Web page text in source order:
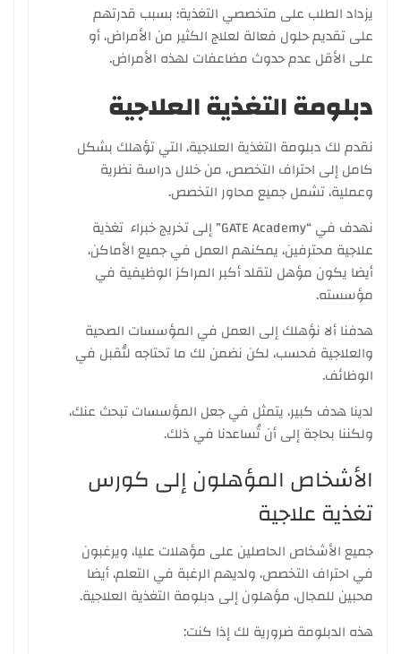
يزداد الطلب على متخصصي التغذية؛ بسبب قدرتهم
على تقديم حلول فعالة لعلاج الكثير من الأمراض، أو
على الأقل عدم حدوث مضاعفات لهذه الأمراض.
دبلومة التغذية العلاجية
نقدم لك دبلومة التغذية العلاجية، التي تؤهلك بشكل
كامل إلى احتراف التخصص، من خلال دراسة نظرية
وعملية، تشمل جميع محاور التخصص.
نهدف في “GATE Academy” إلى تخريج خبراء تغذية
علاجية محترفين، يمكنهم العمل في جميع الأماكن،
أيضا يكون مؤهل لتقلد أكبر المراكز الوظيفية في
مؤسسته.
هدفنا ألا نؤهلك إلى العمل في المؤسسات الصحية
والعلاجية فحسب، لكن نضمن لك ما تحتاجه لتُقبل في
الوظائف.
لدينا هدف كبير، يتمثل في جعل المؤسسات تبحث عنك،
ولكننا بحاجة إلى أن تُساعدنا في ذلك.
الأشخاص المؤهلون إلى كورس
تغذية علاجية
جميع الأشخاص الحاصلين على مؤهلات عليا، ويرغبون
في احتراف التخصص، ولديهم الرغبة في التعلم، أيضا
محبين للمجال، مؤهلون إلى دبلومة التغذية العلاجية.
هذه الدبلومة ضرورية لك إذا كنت: